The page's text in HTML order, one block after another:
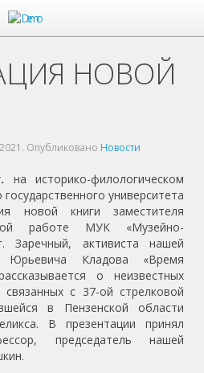
НОВОЙ
. Опубликовано Новости
на историко-филологическом
университета
новой книги заместителя
работе МУК «Музейно-
Заречный, активиста нашей
Юрьевича Кладова «Время
о неизвестных
с 37-ой стрелковой
в Пензенской области
В презентации принял
председатель нашей